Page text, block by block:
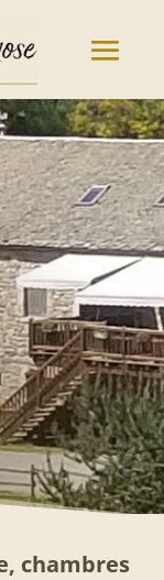
chambres